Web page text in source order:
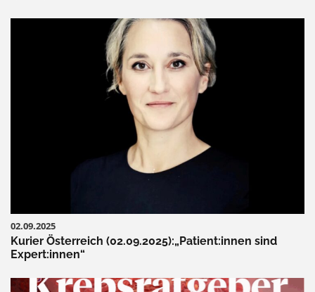
02.09.2025
Kurier Österreich (02.09.2025):„Patient:innen sind
Expert:innen“